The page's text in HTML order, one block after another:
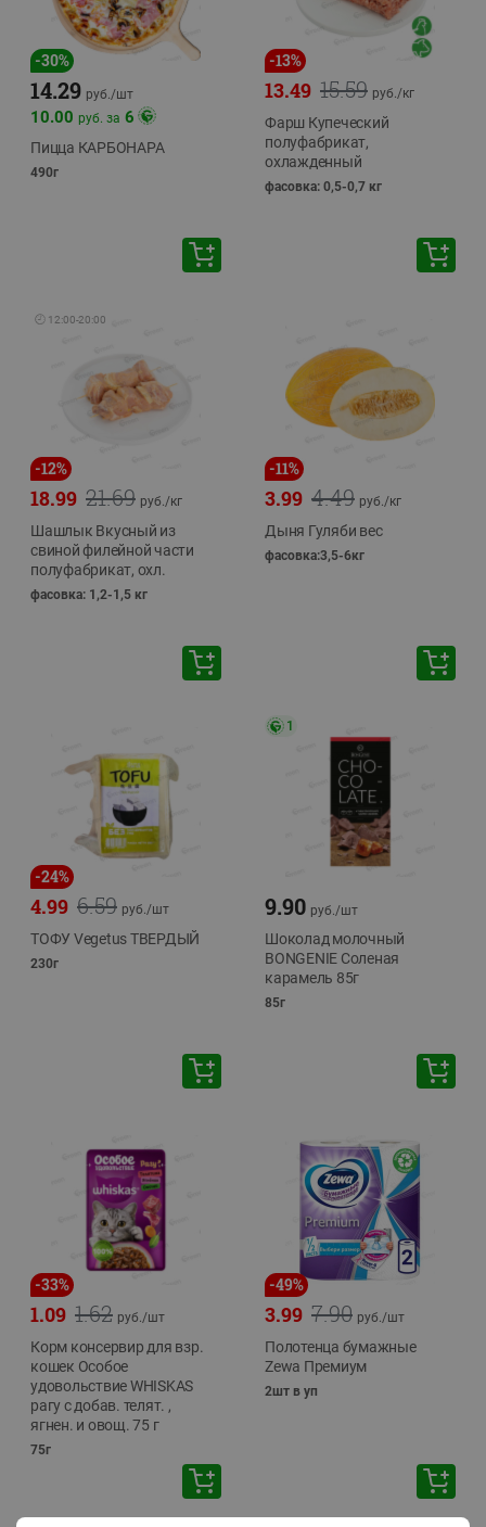
-30%
14.29 руб./шт
10.00 руб. за 6
Пицца КАРБОНАРА
490г
-13%
15.59
13.49 руб./кг
Фарш Купеческий
полуфабрикат,
охлажденный
фасовка: 0,5-0,7 кг
🕘 12:00-20:00
-12%
21.69
18.99 руб./кг
Шашлык Вкусный из
свиной филейной части
полуфабрикат, охл.
фасовка: 1,2-1,5 кг
-11%
4.49
3.99 руб./кг
Дыня Гуляби вес
фасовка:3,5-6кг
-24%
6.59
4.99 руб./шт
ТОФУ Vegetus ТВЕРДЫЙ
230г
1
9.90 руб./шт
Шоколад молочный
BONGENIE Соленая
карамель 85г
85г
-33%
1.62
1.09 руб./шт
Корм консервир для взр.
кошек Особое
удовольствие WHISKAS
рагу с добав. телят. ,
ягнен. и овощ. 75 г
75г
-49%
7.90
3.99 руб./шт
Полотенца бумажные
Zewa Премиум
2шт в уп